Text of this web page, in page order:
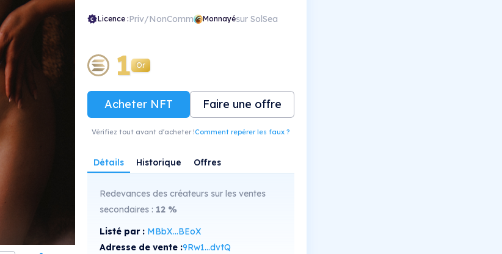
Licence :Priv/NonComm Monnayésur SolSea
1 Or
Acheter NFT Faire une offre
Vérifiez tout avant d'acheter !Comment repérer les faux ?
Détails Historique Offres
Redevances des créateurs sur les ventes
secondaires : 12%
Listé par : MBbX...BEoX
Adresse de vente :9Rw1...dvtQ